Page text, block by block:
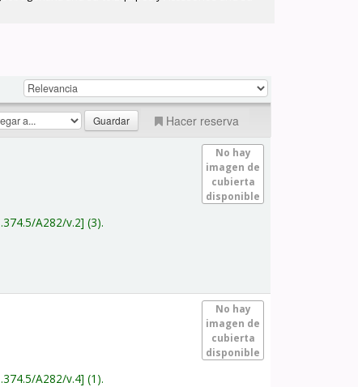
Hacer reserva
No hay
imagen de
cubierta
disponible
A282/v.2 (3).
No hay
imagen de
cubierta
disponible
A282/v.4 (1).